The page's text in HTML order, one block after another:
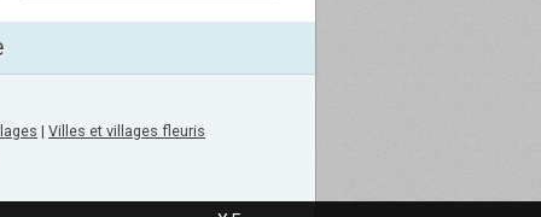
| Villes et villages fleuris